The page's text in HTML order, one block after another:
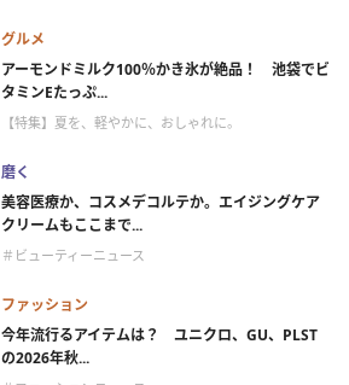
グルメ
アーモンドミルク100％かき氷が絶品！ 池袋でビ
タミンEたっぷ...
【特集】夏を、軽やかに、おしゃれに。
磨く
美容医療か、コスメデコルテか。エイジングケア
クリームもここまで...
＃ビューティーニュース
ファッション
今年流行るアイテムは？ ユニクロ、GU、PLST
の2026年秋...